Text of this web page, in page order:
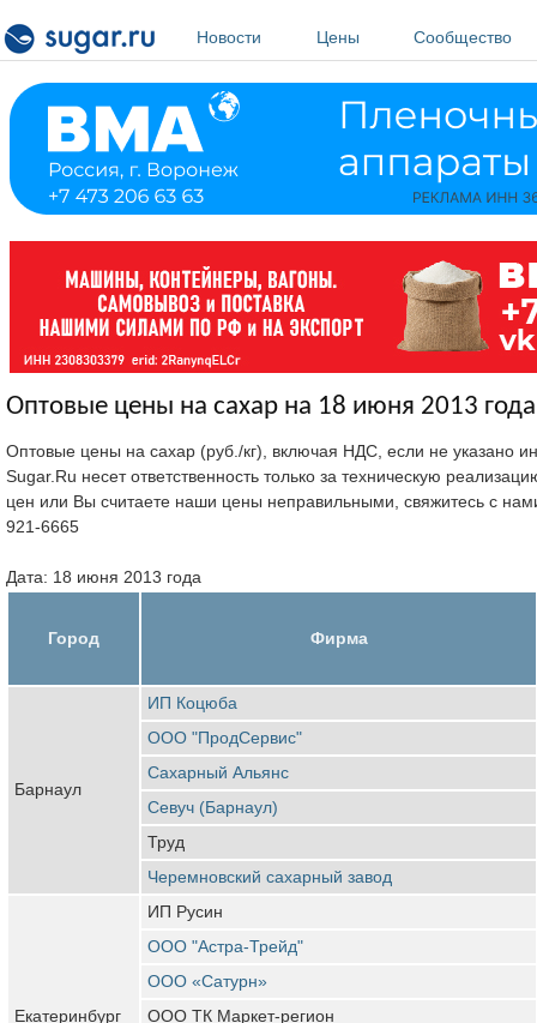
Новости
Цены Сообщество
Оптовые цены на сахар на 18 июня 2013
Оптовые цены на сахар (руб./кг), включая НДС, если не указано
Sugar.Ru несет ответственность только за техническую
цен или Вы считаете наши цены неправильными, свяжитесь с
921-6665
Дата: 18 июня 2013 года
Город Фирма
Барнаул
ИП Коцюба
ООО "ПродСервис"
Сахарный Альянс
Севуч (Барнаул)
Труд
Черемновский сахарный завод
Екатеринбург
ИП Русин
ООО "Астра-Трейд"
ООО «Сатурн»
ООО ТК Маркет-регион